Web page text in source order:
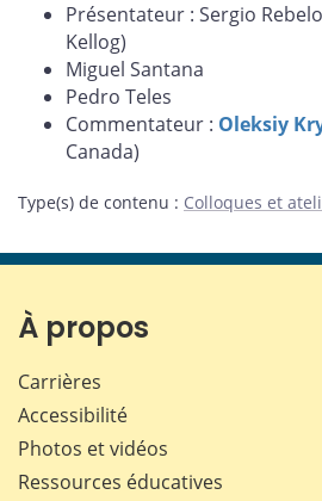
Présentateur : Sergio
Kellog)
Miguel Santana
Pedro Teles
Commentateur : Oleksiy
Canada)
Type(s) de contenu : Colloques et
À propos
Carrières
Accessibilité
Photos et vidéos
Ressources éducatives